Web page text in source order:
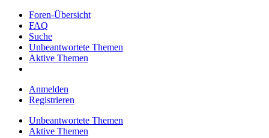
Foren-Übersicht
FAQ
Suche
Unbeantwortete Themen
Aktive Themen
Anmelden
Registrieren
Unbeantwortete Themen
Aktive Themen